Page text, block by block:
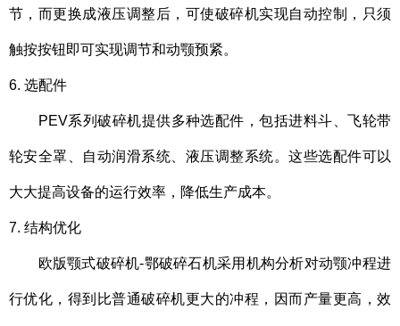
节，而更换成液压调整后，可使破碎机实现自动控制，只须
触按按钮即可实现调节和动颚预紧。
6. 选配件
PEV系列破碎机提供多种选配件，包括进料斗、飞轮带
轮安全罩、自动润滑系统、液压调整系统。这些选配件可以
大大提高设备的运行效率，降低生产成本。
7. 结构优化
欧版颚式破碎机-鄂破碎石机采用机构分析对动颚冲程进
行优化，得到比普通破碎机更大的冲程，因而产量更高，效